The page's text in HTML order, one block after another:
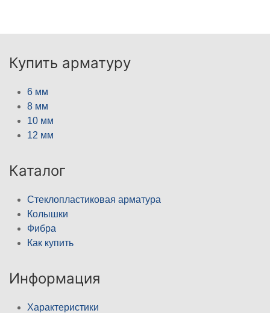
Купить арматуру
6 мм
8 мм
10 мм
12 мм
Каталог
Стеклопластиковая арматура
Колышки
Фибра
Как купить
Информация
Характеристики